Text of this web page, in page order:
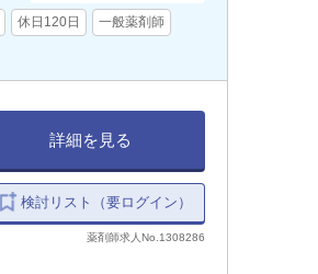
休日120日 一般薬剤師
詳細を見る
検討リスト（要ログイン）
薬剤師求人No.1308286